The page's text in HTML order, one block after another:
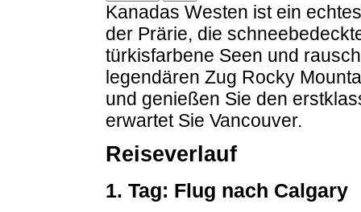
Kanadas Westen ist ein
der Prärie, die
türkisfarbene Seen und
legendären Zug Rocky
und genießen Sie den
erwartet Sie Vancouver.
Reiseverlauf
1. Tag: Flug nach Calgary